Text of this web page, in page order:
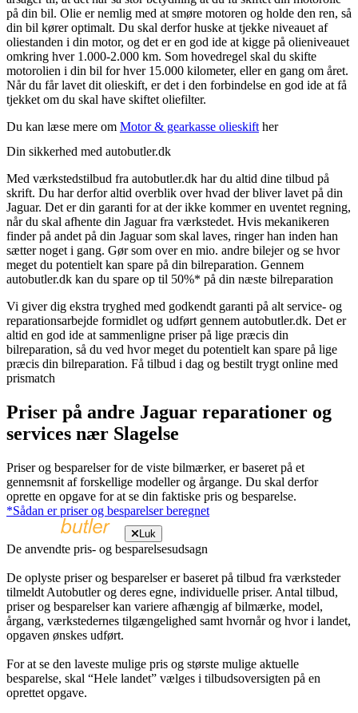
på din bil. Olie er nemlig med at smøre motoren og holde den ren, så
din bil kører optimalt. Du skal derfor huske at tjekke niveauet af
oliestanden i din motor, og det er en god ide at kigge på olieniveauet
omkring hver 1.000-2.000 km. Som hovedregel skal du skifte
motorolien i din bil for hver 15.000 kilometer, eller en gang om året.
Når du får lavet dit olieskift, er det i den forbindelse en god ide at få
tjekket om du skal have skiftet oliefilter.
Du kan læse mere om Motor & gearkasse olieskift her
Din sikkerhed med autobutler.dk
Med værkstedstilbud fra autobutler.dk har du altid dine tilbud på
skrift. Du har derfor altid overblik over hvad der bliver lavet på din
Jaguar. Det er din garanti for at der ikke kommer en uventet regning,
når du skal afhente din Jaguar fra værkstedet. Hvis mekanikeren
finder på andet på din Jaguar som skal laves, ringer han inden han
sætter noget i gang. Gør som over en mio. andre bilejer og se hvor
meget du potentielt kan spare på din bilreparation. Gennem
autobutler.dk kan du spare op til 50%* på din næste bilreparation
Vi giver dig ekstra tryghed med godkendt garanti på alt service- og
reparationsarbejde formidlet og udført gennem autobutler.dk. Det er
altid en god ide at sammenligne priser på lige præcis din
bilreparation, så du ved hvor meget du potentielt kan spare på lige
præcis din bilreparation. Få tilbud i dag og bestilt trygt online med
prismatch
Priser på andre Jaguar reparationer og
services nær Slagelse
Priser og besparelser for de viste bilmærker, er baseret på et
gennemsnit af forskellige modeller og årgange. Du skal derfor
oprette en opgave for at se din faktiske pris og besparelse.
*Sådan er priser og besparelser beregnet
Luk
De anvendte pris- og besparelsesudsagn
De oplyste priser og besparelser er baseret på tilbud fra værksteder
tilmeldt Autobutler og deres egne, individuelle priser. Antal tilbud,
priser og besparelser kan variere afhængig af bilmærke, model,
årgang, værkstedernes tilgængelighed samt hvornår og hvor i landet,
opgaven ønskes udført.
For at se den laveste mulige pris og største mulige aktuelle
besparelse, skal “Hele landet” vælges i tilbudsoversigten på en
oprettet opgave.